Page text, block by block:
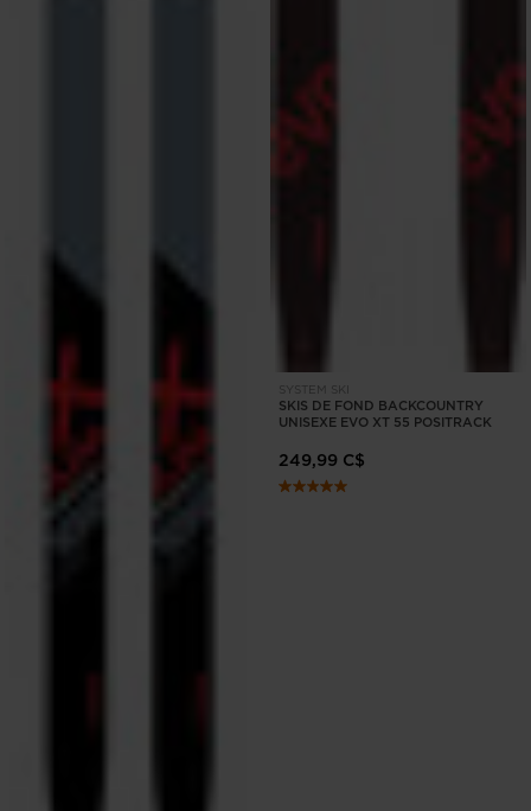
SYSTEM SKI
SKIS DE FOND BACKCOUNTRY
UNISEXE EVO XT 55 POSITRACK
249,99 C$